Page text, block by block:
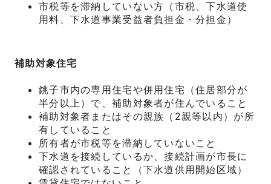
市税等を滞納していない方（市税、下水道使
用料、下水道事業受益者負担金・分担金）
補助対象住宅
銚子市内の専用住宅や併用住宅（住居部分が
半分以上）で、補助対象者が住んでいること
補助対象者またはその親族（2親等以内）が所
有していること
所有者が市税等を滞納していないこと
下水道を接続しているか、接続計画が市長に
確認されていること（下水道供用開始区域）